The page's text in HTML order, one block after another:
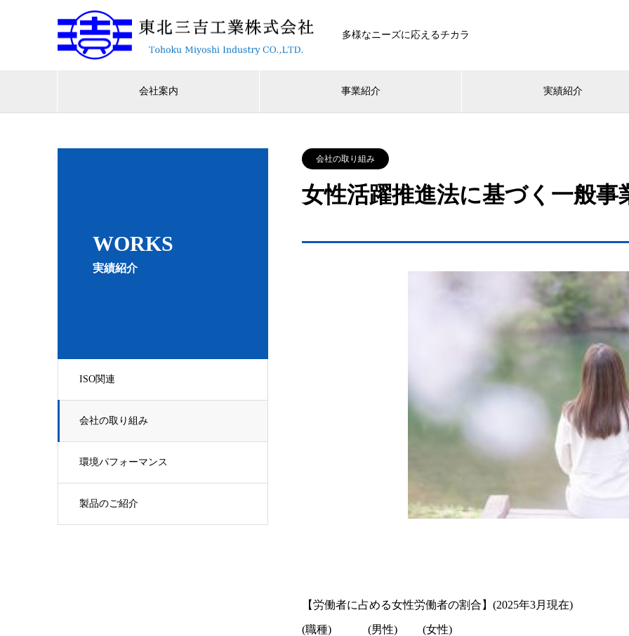
多様なニーズに応えるチカラ
会社案内 事業紹介 実績紹介
WORKS
実績紹介
ISO関連
会社の取り組み
環境パフォーマンス
製品のご紹介
会社の取り組み
女性活躍推進法に基づく一般事
【労働者に占める⼥性労働者の割合】(2025年3月現在)
(職種) (男性) (女性)